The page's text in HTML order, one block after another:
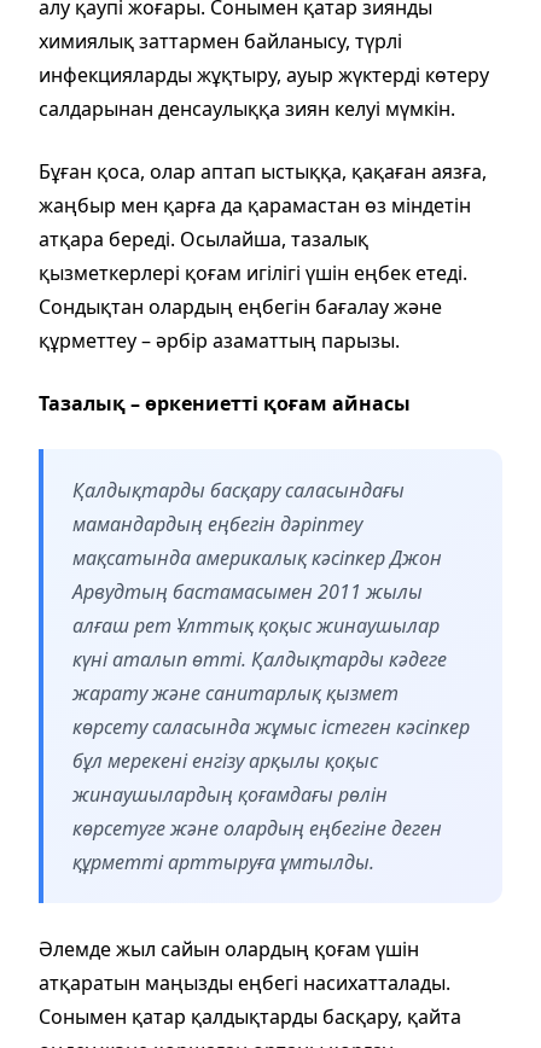
алу қаупі жоғары. Сонымен қатар зиянды
химиялық заттармен байланысу, түрлі
инфекцияларды жұқтыру, ауыр жүктерді көтеру
салдарынан денсаулыққа зиян келуі мүмкін.
Бұған қоса, олар аптап ыстыққа, қақаған аязға,
жаңбыр мен қарға да қарамастан өз міндетін
атқара береді. Осылайша, тазалық
қызметкерлері қоғам игілігі үшін еңбек етеді.
Сондықтан олардың еңбегін бағалау және
құрметтеу – әрбір азаматтың парызы.
Тазалық – өркениетті қоғам айнасы
Қалдықтарды басқару саласындағы
мамандардың еңбегін дәріптеу
мақсатында америкалық кәсіпкер Джон
Арвудтың бастамасымен 2011 жылы
алғаш рет Ұлттық қоқыс жинаушылар
күні аталып өтті. Қалдықтарды кәдеге
жарату және санитарлық қызмет
көрсету саласында жұмыс істеген кәсіпкер
бұл мерекені енгізу арқылы қоқыс
жинаушылардың қоғамдағы рөлін
көрсетуге және олардың еңбегіне деген
құрметті арттыруға ұмтылды.
Әлемде жыл сайын олардың қоғам үшін
атқаратын маңызды еңбегі насихатталады.
Сонымен қатар қалдықтарды басқару, қайта